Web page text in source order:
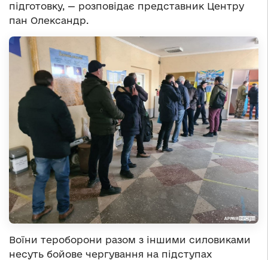
підготовку, — розповідає представник Центру
пан Олександр.
Воїни тероборони разом з іншими силовиками
несуть бойове чергування на підступах